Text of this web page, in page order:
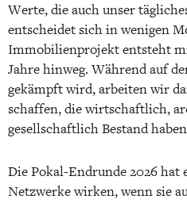
Werte, die auch unser
entscheidet sich in wenigen
Immobilienprojekt entsteht
Jahre hinweg. Während auf
gekämpft wird, arbeiten wir
schaffen, die wirtschaftlich,
gesellschaftlich Bestand
Die Pokal-Endrunde 2026 hat
Netzwerke wirken, wenn sie